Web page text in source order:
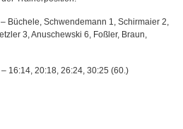
Büchele, Schwendemann 1, Schirmaier 2,
3, Anuschewski 6, Foßler, Braun,
16:14, 20:18, 26:24, 30:25 (60.)